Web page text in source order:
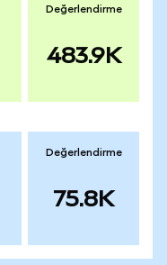
Değerlendirme
483.9K
Değerlendirme
75.8K